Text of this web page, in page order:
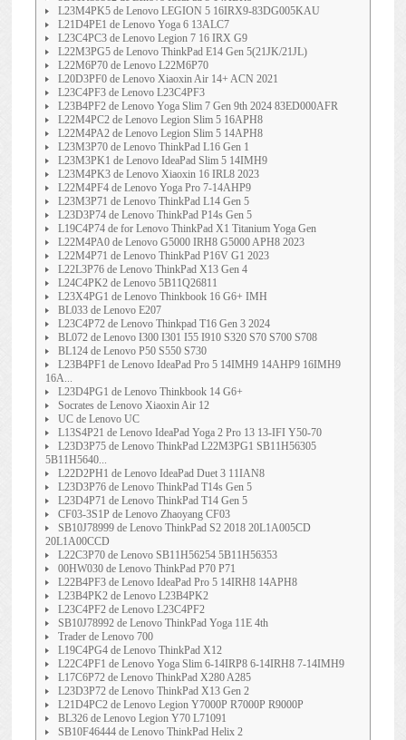
L23M4PK5 de Lenovo LEGION 5 16IRX9-83DG005KAU
L21D4PE1 de Lenovo Yoga 6 13ALC7
L23C4PC3 de Lenovo Legion 7 16 IRX G9
L22M3PG5 de Lenovo ThinkPad E14 Gen 5(21JK/21JL)
L22M6P70 de Lenovo L22M6P70
L20D3PF0 de Lenovo Xiaoxin Air 14+ ACN 2021
L23C4PF3 de Lenovo L23C4PF3
L23B4PF2 de Lenovo Yoga Slim 7 Gen 9th 2024 83ED000AFR
L22M4PC2 de Lenovo Legion Slim 5 16APH8
L22M4PA2 de Lenovo Legion Slim 5 14APH8
L23M3P70 de Lenovo ThinkPad L16 Gen 1
L23M3PK1 de Lenovo IdeaPad Slim 5 14IMH9
L23M4PK3 de Lenovo Xiaoxin 16 IRL8 2023
L22M4PF4 de Lenovo Yoga Pro 7-14AHP9
L23M3P71 de Lenovo ThinkPad L14 Gen 5
L23D3P74 de Lenovo ThinkPad P14s Gen 5
L19C4P74 de for Lenovo ThinkPad X1 Titanium Yoga Gen
L22M4PA0 de Lenovo G5000 IRH8 G5000 APH8 2023
L22M4P71 de Lenovo ThinkPad P16V G1 2023
L22L3P76 de Lenovo ThinkPad X13 Gen 4
L24C4PK2 de Lenovo 5B11Q26811
L23X4PG1 de Lenovo Thinkbook 16 G6+ IMH
BL033 de Lenovo E207
L23C4P72 de Lenovo Thinkpad T16 Gen 3 2024
BL072 de Lenovo I300 I301 I55 I910 S320 S70 S700 S708
BL124 de Lenovo P50 S550 S730
L23B4PF1 de Lenovo IdeaPad Pro 5 14IMH9 14AHP9 16IMH9
16A...
L23D4PG1 de Lenovo Thinkbook 14 G6+
Socrates de Lenovo Xiaoxin Air 12
UC de Lenovo UC
L13S4P21 de Lenovo IdeaPad Yoga 2 Pro 13 13-IFI Y50-70
L23D3P75 de Lenovo ThinkPad L22M3PG1 SB11H56305
5B11H5640...
L22D2PH1 de Lenovo IdeaPad Duet 3 11IAN8
L23D3P76 de Lenovo ThinkPad T14s Gen 5
L23D4P71 de Lenovo ThinkPad T14 Gen 5
CF03-3S1P de Lenovo Zhaoyang CF03
SB10J78999 de Lenovo ThinkPad S2 2018 20L1A005CD
20L1A00CCD
L22C3P70 de Lenovo SB11H56254 5B11H56353
00HW030 de Lenovo ThinkPad P70 P71
L22B4PF3 de Lenovo IdeaPad Pro 5 14IRH8 14APH8
L23B4PK2 de Lenovo L23B4PK2
L23C4PF2 de Lenovo L23C4PF2
SB10J78992 de Lenovo ThinkPad Yoga 11E 4th
Trader de Lenovo 700
L19C4PG4 de Lenovo ThinkPad X12
L22C4PF1 de Lenovo Yoga Slim 6-14IRP8 6-14IRH8 7-14IMH9
L17C6P72 de Lenovo ThinkPad X280 A285
L23D3P72 de Lenovo ThinkPad X13 Gen 2
L21D4PC2 de Lenovo Legion Y7000P R7000P R9000P
BL326 de Lenovo Legion Y70 L71091
SB10F46444 de Lenovo ThinkPad Helix 2